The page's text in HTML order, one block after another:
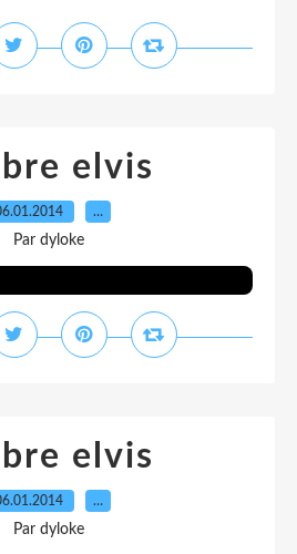
elvis
…
Par dyloke
elvis
…
Par dyloke